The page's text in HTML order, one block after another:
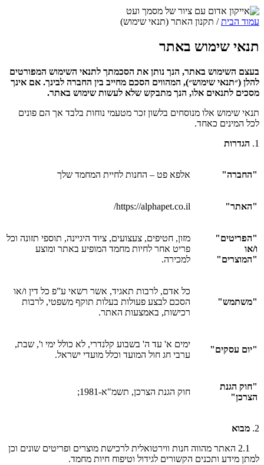
עמוד הבית/ תקנון האתר (תנאי שימוש)
תנאי שימוש באתר
בעצם השימוש באתר, הנך נותן את הסכמתך לתנאי השימוש המפורטים
להלן (״תנאי שימוש״), המהווים הסכם מחייב בין החברה לבינך. אם אינך
מסכים לתנאים אלו, הנך מתבקש שלא לעשות שימוש באתר.
תנאי שימוש אלו מנוסחים בלשון זכר מטעמי נוחות בלבד אך הם פונים
לכל המינים כאחד.
1. הגדרות
"החברה" אלפא פט – החנות לחיית המחמד שלך
"האתר" https://alphapet.co.il/
"הפריטים"
ו/או
"המוצרים"
מזון, חטיפים, צעצועים, ציוד היגיינה, תוספי תזונה וכל
פריט אחר לחיות מחמד המופיע באתר ומוצע
למכירה.
"משתמש"
כל אדם, לרבות תאגיד, אשר רשאי ע”פ כל דין ו/או
הסכם לבצע פעולות בעלות תוקף משפטי, לרבות
רכישות, באמצעות האתר.
"יום עסקים"
ימים א' עד ה' בשבוע קלנדרי, לא כולל ימי ו', שבת,
ערבי חג חול המועד וכלל מועדי ישראל.
"חוק הגנת
הצרכן"
חוק הגנת הצרכן, תשמ"א-1981;
2. מבוא
2.1 האתר מהווה חנות ווירטואלית לרכישת מוצרים ופריטים שונים וכן
למתן מידע ותכנים הקשורים לגידול וטיפוח חיות מחמד.